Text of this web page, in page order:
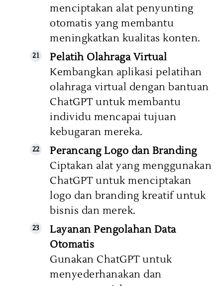
menciptakan alat penyunting
otomatis yang membantu
meningkatkan kualitas konten.
Pelatih Olahraga Virtual
Kembangkan aplikasi pelatihan
olahraga virtual dengan bantuan
ChatGPT untuk membantu
individu mencapai tujuan
kebugaran mereka.
Perancang Logo dan Branding
Ciptakan alat yang menggunakan
ChatGPT untuk menciptakan
logo dan branding kreatif untuk
bisnis dan merek.
Layanan Pengolahan Data
Otomatis
Gunakan ChatGPT untuk
menyederhanakan dan